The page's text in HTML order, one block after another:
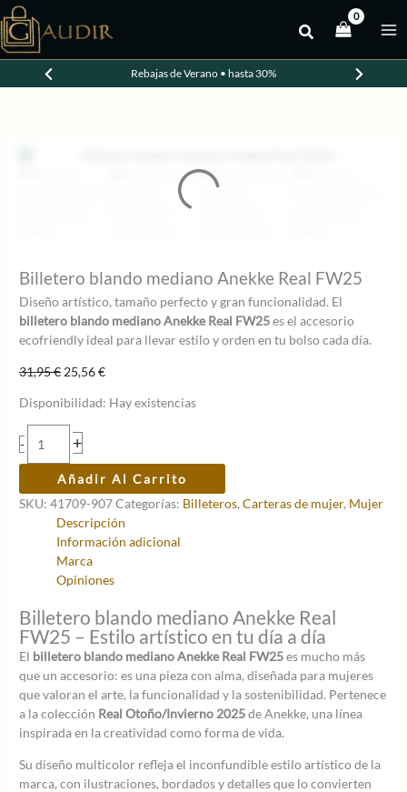
al
contenido
Rebajas de Verano • hasta 30%
-20%
Billetero blando mediano Anekke Real FW25
Diseño artístico, tamaño perfecto y gran funcionalidad. El
billetero blando mediano Anekke Real FW25es el accesorio
ecofriendly ideal para llevar estilo y orden en tu bolso cada día.
31,95€ El
original
era:
31,95 €.
25,56€El
actual
Disponibilidad: Hay existencias
-
Billetero
blando
mediano
Anekke
Real
FW25
cantidad
+
Añadir Al Carrito
SKU:41709-907Categorías: Billeteros,Carteras de mujer, Mujer
Descripción
Información adicional
Marca
Opiniones
Billetero blando mediano Anekke Real
FW25 – Estilo artístico en tu día a día
El billetero blando mediano Anekke Real FW25es mucho más
que un accesorio: es una pieza con alma, diseñada para mujeres
que valoran el arte, la funcionalidad y la sostenibilidad. Pertenece
a la colección Real Otoño/Invierno 2025de Anekke, una línea
inspirada en la creatividad como forma de vida.
Su diseño multicolor refleja el inconfundible estilo artístico de la
marca, con ilustraciones, bordados y detalles que lo convierten